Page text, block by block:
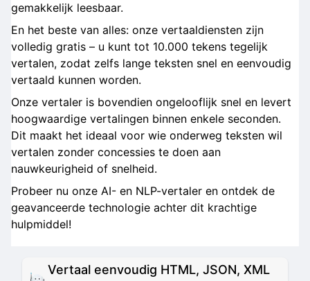
gemakkelijk leesbaar.
En het beste van alles: onze vertaaldiensten zijn
volledig gratis – u kunt tot 10.000 tekens tegelijk
vertalen, zodat zelfs lange teksten snel en eenvoudig
vertaald kunnen worden.
Onze vertaler is bovendien ongelooflijk snel en levert
hoogwaardige vertalingen binnen enkele seconden.
Dit maakt het ideaal voor wie onderweg teksten wil
vertalen zonder concessies te doen aan
nauwkeurigheid of snelheid.
Probeer nu onze AI- en NLP-vertaler en ontdek de
geavanceerde technologie achter dit krachtige
hulpmiddel!
Vertaal eenvoudig HTML, JSON, XML